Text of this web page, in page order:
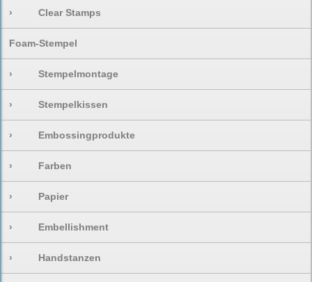
› Clear Stamps
Foam-Stempel
› Stempelmontage
› Stempelkissen
› Embossingprodukte
› Farben
› Papier
› Embellishment
› Handstanzen